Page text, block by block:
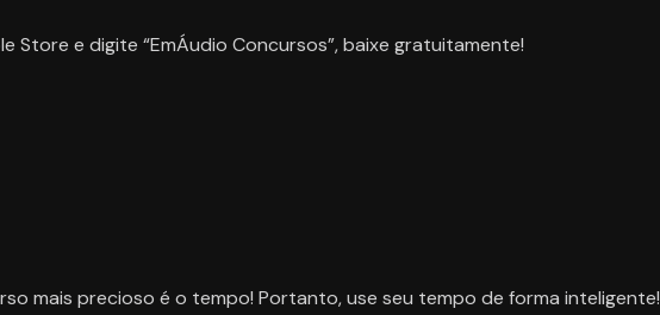
Store e digite “EmÁudio Concursos”, baixe gratuitamente!
mais precioso é o tempo! Portanto, use seu tempo de forma inteligente!